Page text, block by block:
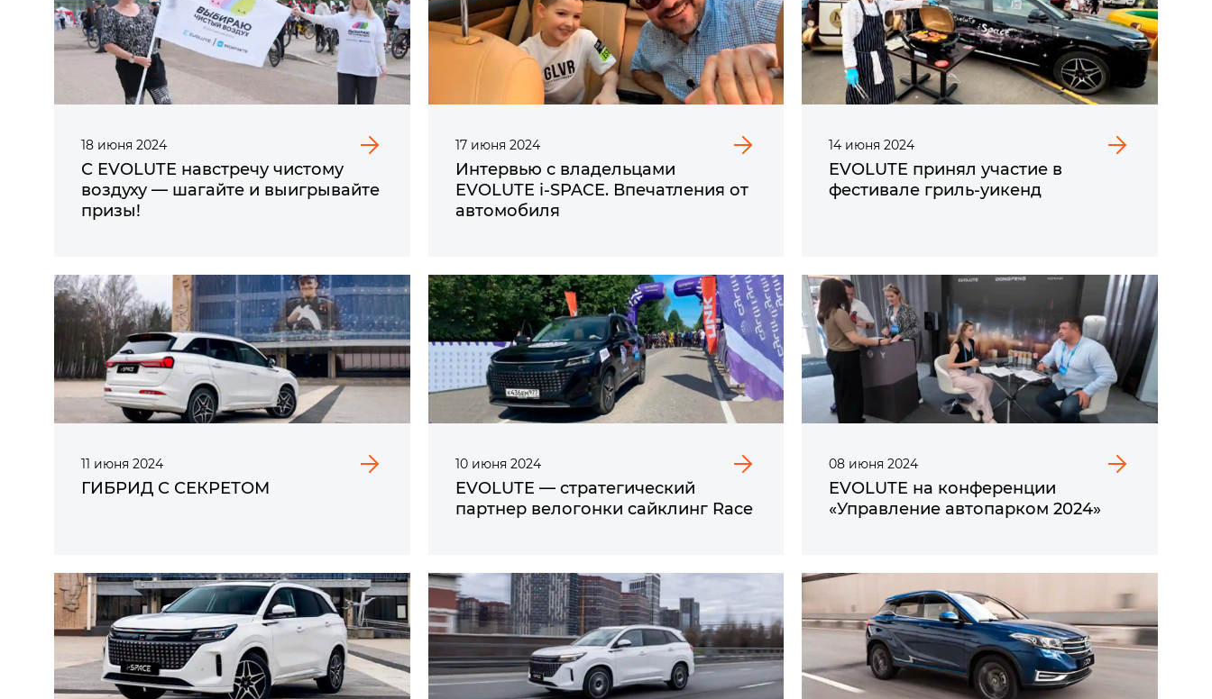
18 июня 2024
С EVOLUTE навстречу чистому
воздуху — шагайте и выигрывайте
призы!
17 июня 2024
Интервью с владельцами
EVOLUTE i‑SPACE. Впечатления от
автомобиля
14 июня 2024
EVOLUTE принял участие в
фестивале гриль-уикенд
11 июня 2024
ГИБРИД С СЕКРЕТОМ
10 июня 2024
EVOLUTE — стратегический
партнер велогонки сайклинг Race
08 июня 2024
EVOLUTE на конференции
«Управление автопарком 2024»